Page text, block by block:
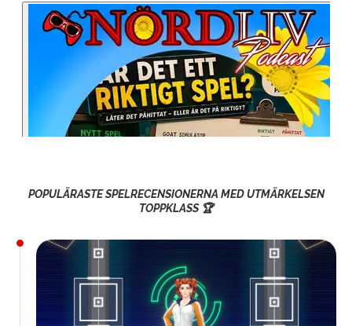
POPULÄRASTE SPELRECENSIONERNA MED UTMÄRKELSEN
TOPPKLASS 🏆